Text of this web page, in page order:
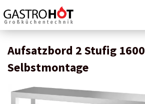
Aufsatzbord 2 Stufig 1600
Selbstmontage